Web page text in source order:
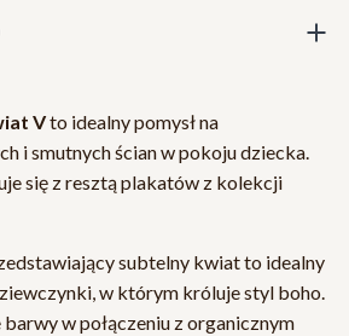
Vto idealny pomysł na
i smutnych ścian w pokoju dziecka.
się z resztą plakatów z kolekcji
subtelny kwiat to idealny
w którym króluje styl boho.
w połączeniu z organicznym